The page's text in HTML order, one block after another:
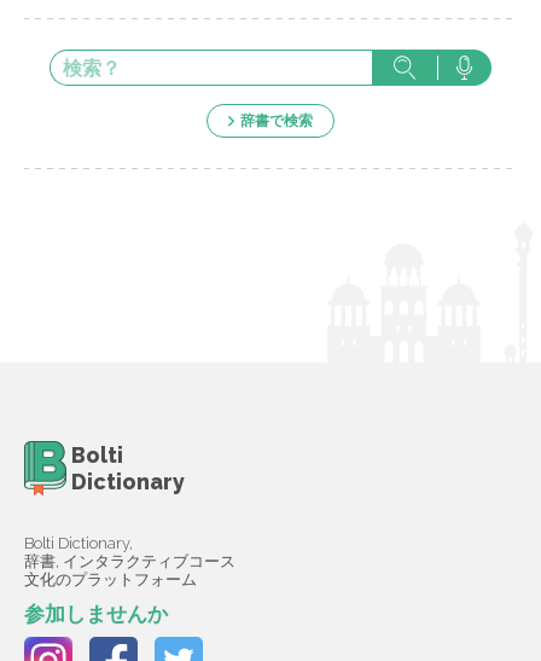
辞書で検索
Bolti
Dictionary
Bolti Dictionary,
辞書, インタラクティブコース
文化のプラットフォーム
参加しませんか